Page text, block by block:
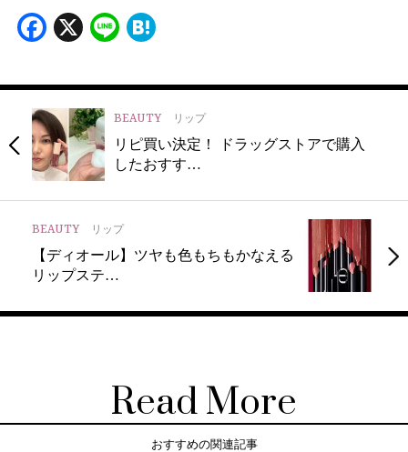
Facebook
X Line
BEAUTY リップ
リピ買い決定！ ドラッグストアで購入
したおすす…
BEAUTY リップ
【ディオール】ツヤも色もちもかなえる
リップステ…
Read More
おすすめの関連記事